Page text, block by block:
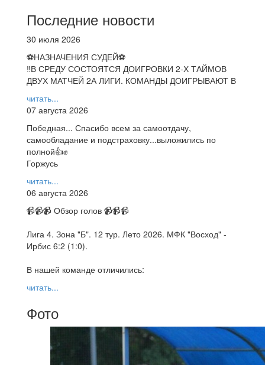
Последние новости
30 июля 2026
⚽НАЗНАЧЕНИЯ СУДЕЙ⚽
‼В СРЕДУ СОСТОЯТСЯ ДОИГРОВКИ 2-Х ТАЙМОВ
ДВУХ МАТЧЕЙ 2А ЛИГИ. КОМАНДЫ ДОИГРЫВАЮТ В
читать...
07 августа 2026
Победная... Спасибо всем за самоотдачу,
самообладание и подстраховку...выложились по
полной👍✊
Горжусь
читать...
06 августа 2026
📹📹📹 Обзор голов 📹📹📹
Лига 4. Зона "Б". 12 тур. Лето 2026. МФК "Восход" -
Ирбис 6:2 (1:0).
В нашей команде отличились:
читать...
Фото